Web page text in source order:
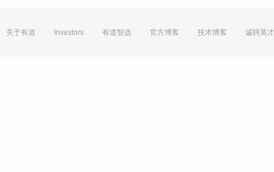
关于有道 Investors 有道智选 官方博客 技术博客 诚聘英才